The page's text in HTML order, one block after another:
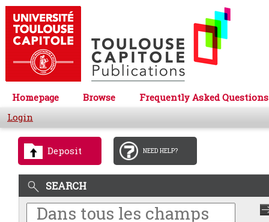
Homepage Browse
Frequently Asked Questions
Login
Deposit NEED HELP?
SEARCH